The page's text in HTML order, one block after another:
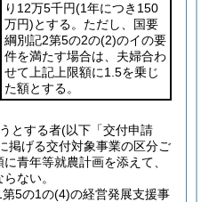
り12万5千円(1年につき150
万円)とする。ただし、国要
綱別記2第5の2の(2)のイの要
件を満たす場合は、夫婦合わ
せて上記上限額に1.5を乗じ
た額とする。
とする者(以下「交付申請
掲げる交付対象事業の区分ご
青年等就農計画を添えて、
ない。
5の1の(4)の経営発展支援事